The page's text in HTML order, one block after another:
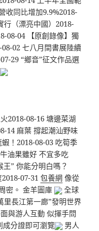
收同比增加9.9%2018-
行（漂亮中國）2018-
08-04 【原創錄像】獨
02 七八月間書展陸續
29 “鄉音”征文作品選
2018-08-16 塘邊菜湖
14 麻葉 撐起潮汕野味
！2018-08-03 吃筍季
油果雖好 不宜多吃
” 你能分明白嗎？
2018-07-31包養網 像從
密。 金羊圖庫
全球
里長江第一廊”發明世界
與游人互動 似揮手問
成分證即可瀏覽
男人